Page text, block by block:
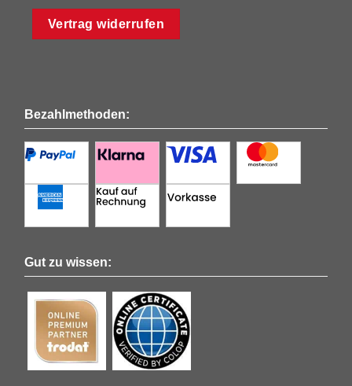
Vertrag widerrufen
Bezahlmethoden:
Gut zu wissen: